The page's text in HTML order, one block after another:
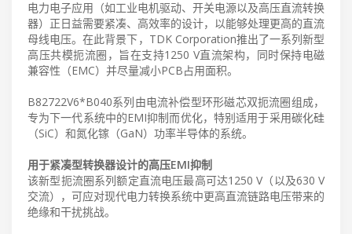
电力电子应用（如工业电机驱动、开关电源以及高压直流转换
器）正日益需要紧凑、高效率的设计，以能够处理更高的直流
母线电压。在此背景下，TDK Corporation推出了一系列新型
高压共模扼流圈，旨在支持1250 V直流架构，同时保持电磁
兼容性（EMC）并尽量减小PCB占用面积。
B82722V6*B040系列由电流补偿型环形磁芯双扼流圈组成，
专为下一代系统中的EMI抑制而优化，特别适用于采用碳化硅
（SiC）和氮化镓（GaN）功率半导体的系统。
用于紧凑型转换器设计的高压EMI抑制
该新型扼流圈系列额定直流电压最高可达1250 V（以及630 V
交流），可应对现代电力转换系统中更高直流链路电压带来的
绝缘和干扰挑战。